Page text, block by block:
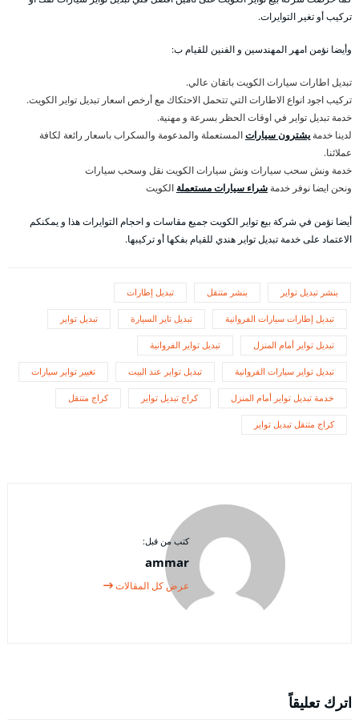
تركيب أو تغير التوايرات.
وأيضا نؤمن امهر المهندسين و الفنين للقيام ب:
تبديل اطارات سيارات الكويت باتقان عالي.
تركيب اجود انواع الاطارات التي تتحمل الاحتكاك مع أرخص اسعار تبديل تواير الكويت.
خدمة تبديل تواير في اوقات الحظر بسرعة و مهنية.
لدينا خدمةيشترون سياراتالمستعملة والمدعومة والسكراب باسعار رائعة لكافة
عملائنا.
خدمة ونش سحب سيارات ونش سيارات الكويت نقل وسحب سيارات
ونحن ايضا نوفر خدمة شراء سيارات مستعملة الكويت
أيضا نؤمن في شركة بيع تواير الكويت جميع مقاسات و احجام التوايرات هذا و يمكنكم
الاعتماد على خدمة تبديل تواير هندي للقيام بفكها أو تركيبها.
بنشر تبديل تواير بنشر متنقل تبديل إطارات
تبديل إطارات سيارات الفروانية تبديل تاير السيارة تبديل تواير
تبديل تواير أمام المنزل تبديل تواير الفروانية
تبديل تواير سيارات الفروانية تبديل تواير عند البيت تغيير تواير سيارات
خدمة تبديل تواير أمام المنزل كراج تبديل تواير كراج متنقل
كراج متنقل تبديل تواير
كتب من قبل:
ammar
عرض كل المقالات
اترك تعليقاً